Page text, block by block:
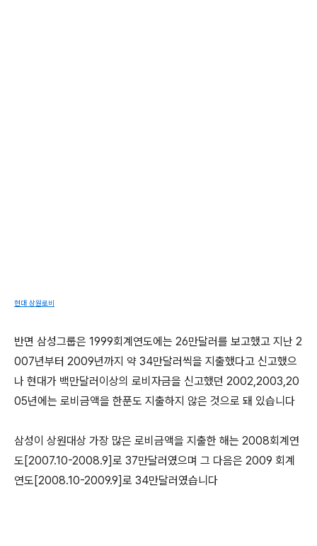
현대 상원로비
반면 삼성그룹은 1999회계연도에는 26만달러를 보고했고 지난 2
007년부터 2009년까지 약 34만달러씩을 지출했다고 신고했으
나 현대가 백만달러이상의 로비자금을 신고했던 2002,2003,20
05년에는 로비금액을 한푼도 지출하지 않은 것으로 돼 있습니다
삼성이 상원대상 가장 많은 로비금액을 지출한 해는 2008회계연
도[2007.10-2008.9]로 37만달러였으며 그 다음은 2009 회계
연도[2008.10-2009.9]로 34만달러였습니다